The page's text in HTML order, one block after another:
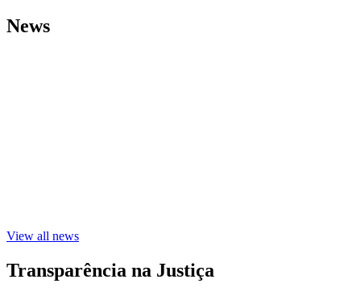
News
View all news
Transparência na Justiça